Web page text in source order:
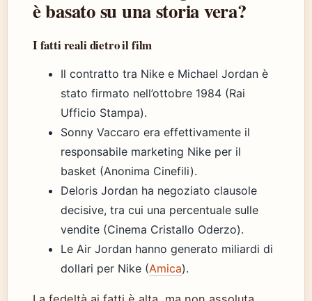
è basato su una storia vera?
I fatti reali dietro il film
Il contratto tra Nike e Michael Jordan è
stato firmato nell’ottobre 1984 (Rai
Ufficio Stampa).
Sonny Vaccaro era effettivamente il
responsabile marketing Nike per il
basket (Anonima Cinefili).
Deloris Jordan ha negoziato clausole
decisive, tra cui una percentuale sulle
vendite (Cinema Cristallo Oderzo).
Le Air Jordan hanno generato miliardi di
dollari per Nike (Amica).